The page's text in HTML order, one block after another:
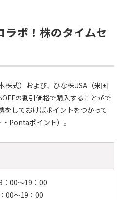
ボ！株のタイムセ
株式）および、ひな株USA（米国
の割引価格で購入することがで
をしておけばポイントをつかって
Pontaポイント）。
：00～19：00
00～19：00